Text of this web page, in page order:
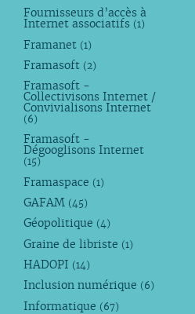
Fournisseurs d’accès à
Internet associatifs (1)
Framanet (1)
Framasoft (2)
Framasoft -
Collectivisons Internet /
Convivialisons Internet
(6)
Framasoft -
Dégooglisons Internet
(15)
Framaspace (1)
GAFAM (45)
Géopolitique (4)
Graine de libriste (1)
HADOPI (14)
Inclusion numérique (6)
Informatique (67)